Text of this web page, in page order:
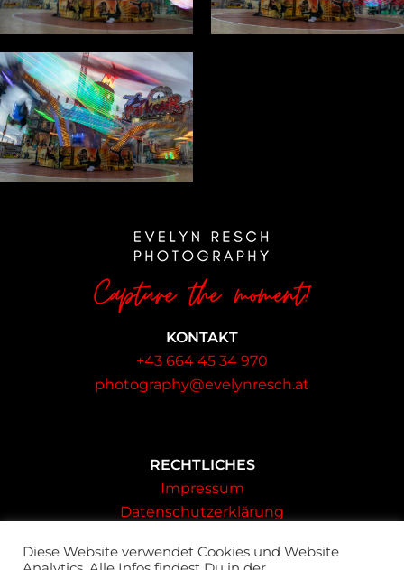
KONTAKT
+43 664 45 34 970
photography@evelynresch.at
RECHTLICHES
Impressum
Datenschutzerklärung
Diese Website verwendet Cookies und Website